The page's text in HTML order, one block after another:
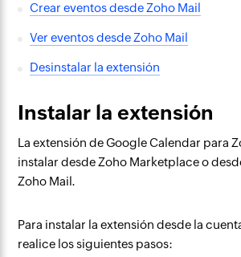
Crear eventos desde Zoho Mail
Ver eventos desde Zoho Mail
Desinstalar la extensión
Instalar la extensión
La extensión de Google Calendar para
instalar desde Zoho Marketplace o
Zoho Mail.
Para instalar la extensión desde la
realice los siguientes pasos: